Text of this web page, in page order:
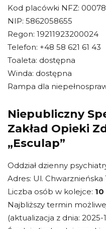
Kod placówki NFZ:
NIP: 5862058655
Regon: 19211923200024
Telefon: +48 58 621 61 43
Toaleta: dostępna
Winda: dostępna
Rampa dla
Niepubliczny
Zakład Opieki
„Esculap”
Oddział dzienny
Adres: Ul. Chwarznieńska
Liczba osób w kolejce: 10
Najbliższy termin
(aktualizacja z dnia: 2025-